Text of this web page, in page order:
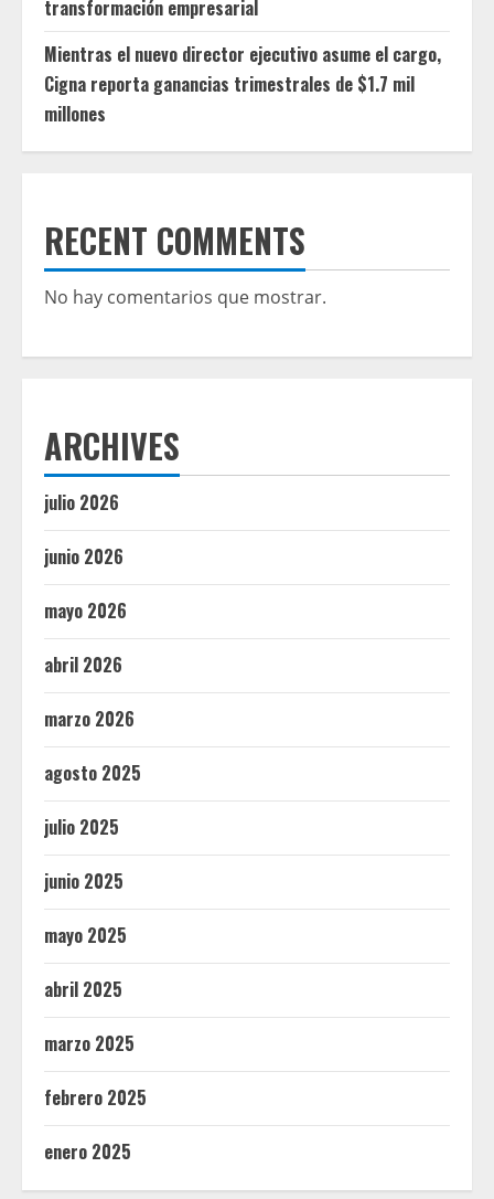
transformación empresarial
Mientras el nuevo director ejecutivo asume el cargo,
Cigna reporta ganancias trimestrales de $1.7 mil
millones
RECENT COMMENTS
No hay comentarios que mostrar.
ARCHIVES
julio 2026
junio 2026
mayo 2026
abril 2026
marzo 2026
agosto 2025
julio 2025
junio 2025
mayo 2025
abril 2025
marzo 2025
febrero 2025
enero 2025